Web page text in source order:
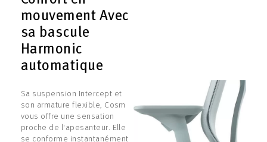
mouvement Avec
sa bascule
Harmonic
automatique
Sa suspension Intercept et
son armature flexible, Cosm
vous offre une sensation
proche de l'apesanteur. Elle
se conforme instantanément